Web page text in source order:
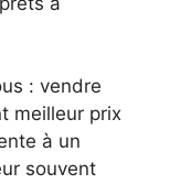
: vendre
meilleur prix
à un
souvent